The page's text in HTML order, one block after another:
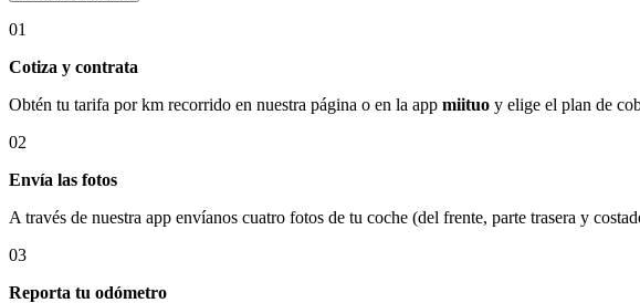
01
Cotiza y contrata
Obtén tu tarifa por km recorrido en nuestra página o en la app miituo y elige el plan de
02
Envía las fotos
A través de nuestra app envíanos cuatro fotos de tu coche (del frente, parte trasera y
03
Reporta tu odómetro